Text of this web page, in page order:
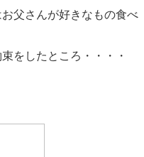
父さんが好きなもの食べ
をしたところ・・・・